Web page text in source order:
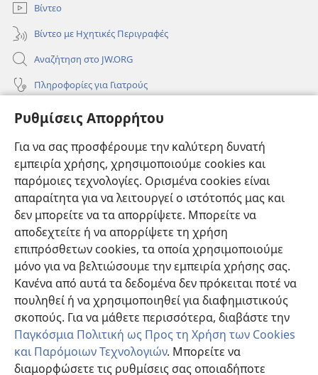
Ρυθμίσεις Απορρήτου
Για να σας προσφέρουμε την καλύτερη δυνατή
εμπειρία χρήσης, χρησιμοποιούμε cookies και
παρόμοιες τεχνολογίες. Ορισμένα cookies είναι
απαραίτητα για να λειτουργεί ο ιστότοπός μας και
δεν μπορείτε να τα απορρίψετε. Μπορείτε να
αποδεχτείτε ή να απορρίψετε τη χρήση
επιπρόσθετων cookies, τα οποία χρησιμοποιούμε
μόνο για να βελτιώσουμε την εμπειρία χρήσης σας.
Κανένα από αυτά τα δεδομένα δεν πρόκειται ποτέ να
πουληθεί ή να χρησιμοποιηθεί για διαφημιστικούς
σκοπούς. Για να μάθετε περισσότερα, διαβάστε την
Παγκόσμια Πολιτική ως Προς τη Χρήση των Cookies
και Παρόμοιων Τεχνολογιών. Μπορείτε να
διαμορφώσετε τις ρυθμίσεις σας οποιαδήποτε
Βίντεο
Βίντεο με Ηχητικές Περιγραφές
Αναζήτηση στο JW.ORG
Πληροφορίες για Γιατρούς
Πληροφορίες για Επίσημους Φορείς και ΜΜΕ
Συνεισφορές
(ανοίγει
παράθυρο)ΔΙΑΔΙΚΤΥΑΚΗ ΒΙΒΛΙΟΘΗΚΗ της Σκοπιάς™
(ανοίγει
νέο
παράθυρο)
JW Hub ®
(ανοίγει
νέο
παράθυρο)JW Library®
Βιβλιοθήκη της Σκοπιάς